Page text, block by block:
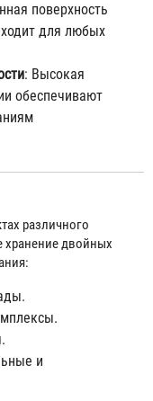
поверхность
для любых
: Высокая
обеспечивают
различного
хранение двойных
и